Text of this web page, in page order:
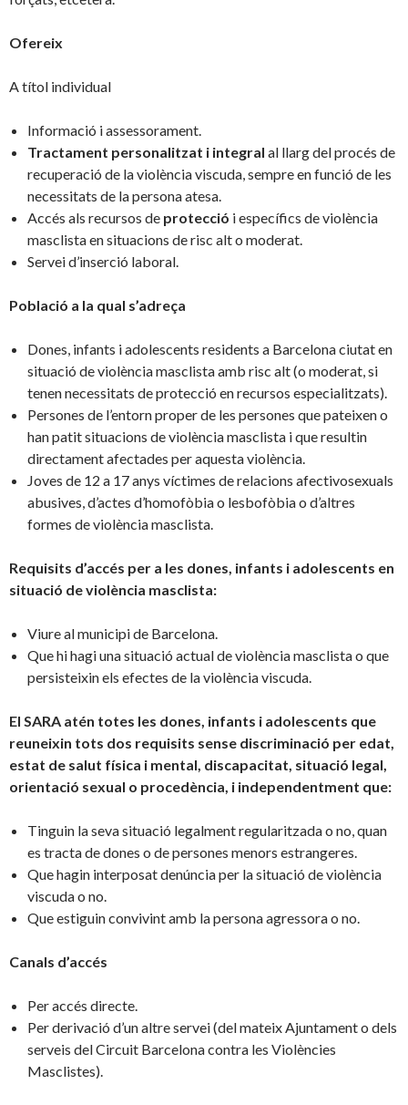
Ofereix
A títol individual
Informació i assessorament.
Tractament personalitzat i integral al llarg del procés de
recuperació de la violència viscuda, sempre en funció de les
necessitats de la persona atesa.
Accés als recursos de protecció i específics de violència
masclista en situacions de risc alt o moderat.
Servei d’inserció laboral.
Població a la qual s’adreça
Dones, infants i adolescents residents a Barcelona ciutat en
situació de violència masclista amb risc alt (o moderat, si
tenen necessitats de protecció en recursos especialitzats).
Persones de l’entorn proper de les persones que pateixen o
han patit situacions de violència masclista i que resultin
directament afectades per aquesta violència.
Joves de 12 a 17 anys víctimes de relacions afectivosexuals
abusives, d’actes d’homofòbia o lesbofòbia o d’altres
formes de violència masclista.
Requisits d’accés per a les dones, infants i adolescents en
situació de violència masclista:
Viure al municipi de Barcelona.
Que hi hagi una situació actual de violència masclista o que
persisteixin els efectes de la violència viscuda.
El SARA atén totes les dones, infants i adolescents que
reuneixin tots dos requisits sense discriminació per edat,
estat de salut física i mental, discapacitat, situació legal,
orientació sexual o procedència, i independentment que:
Tinguin la seva situació legalment regularitzada o no, quan
es tracta de dones o de persones menors estrangeres.
Que hagin interposat denúncia per la situació de violència
viscuda o no.
Que estiguin convivint amb la persona agressora o no.
Canals d’accés
Per accés directe.
Per derivació d’un altre servei (del mateix Ajuntament o dels
serveis del Circuit Barcelona contra les Violències
Masclistes).